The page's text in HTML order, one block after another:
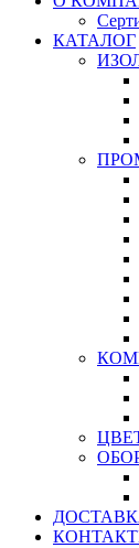
КАТАЛОГ